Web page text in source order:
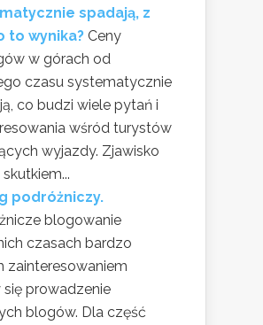
spadają, z
to wynika? Ceny
w górach od
czasu systematycznie
co budzi wiele pytań i
wśród turystów
wyjazdy. Zjawisko
podróżniczy.
blogowanie
czasach bardzo
zainteresowaniem
się prowadzenie
blogów. Dla część